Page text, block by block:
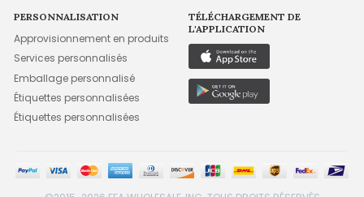
PERSONNALISATION
Approvisionnement en produits
Services personnalisés
Emballage personnalisé
Étiquettes personnalisées
Étiquettes personnalisées
TÉLÉCHARGEMENT DE
L'APPLICATION